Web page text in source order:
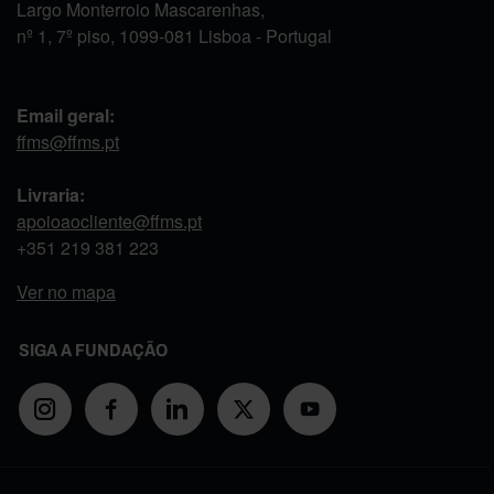
Largo Monterroio Mascarenhas,
nº 1, 7º piso, 1099-081 Lisboa - Portugal
Email geral:
ffms@ffms.pt
Livraria:
apoioaocliente@ffms.pt
+351 219 381 223
Ver no mapa
SIGA A FUNDAÇÃO